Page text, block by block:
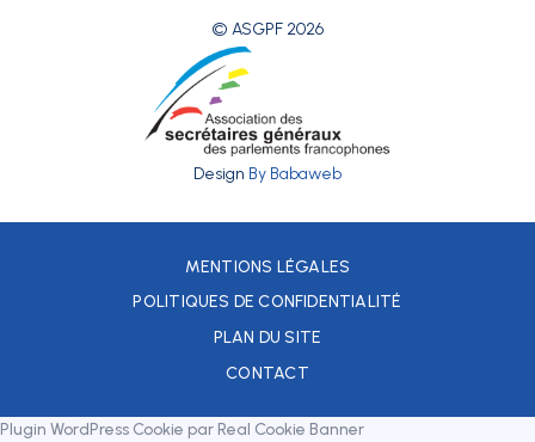
© ASGPF 2026
Design By Babaweb
MENTIONS LÉGALES
POLITIQUES DE CONFIDENTIALITÉ
PLAN DU SITE
CONTACT
Plugin WordPress Cookie par Real Cookie Banner